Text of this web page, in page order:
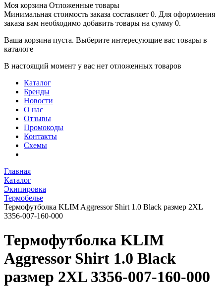
Моя корзина Отложенные товары
Минимальная стоимость заказа составляет 0. Для оформления
заказа вам необходимо добавить товары на сумму 0.
Ваша корзина пуста. Выберите интересующие вас товары в
каталоге
В настоящий момент у вас нет отложенных товаров
Каталог
Бренды
Новости
О нас
Отзывы
Промокоды
Контакты
Схемы
Главная
Каталог
Экипировка
Термобелье
Термофутболка KLIM Aggressor Shirt 1.0 Black размер 2XL
3356-007-160-000
Термофутболка KLIM
Aggressor Shirt 1.0 Black
размер 2XL 3356-007-160-000